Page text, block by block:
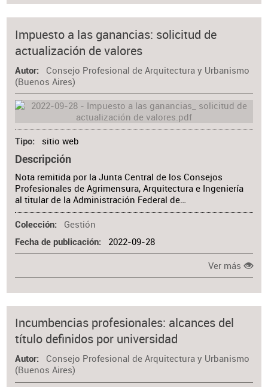
Impuesto a las ganancias: solicitud de
actualización de valores
Autor
Consejo Profesional de Arquitectura y Urbanismo
(Buenos Aires)
Tipo sitio web
Descripción
Nota remitida por la Junta Central de los Consejos
Profesionales de Agrimensura, Arquitectura e Ingeniería
al titular de la Administración Federal de…
Colección Gestión
Fecha de publicación 2022-09-28
Ver más
Incumbencias profesionales: alcances del
título definidos por universidad
Autor
Consejo Profesional de Arquitectura y Urbanismo
(Buenos Aires)